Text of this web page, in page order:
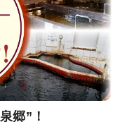
郷”！